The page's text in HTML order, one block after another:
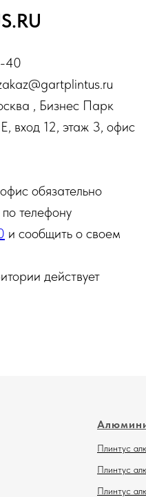
40
, Бизнес Парк
вход 12, этаж 3, офис
обязательно
телефону
и сообщить о своем
действует
Плинтус
Плинтус
Плинтус